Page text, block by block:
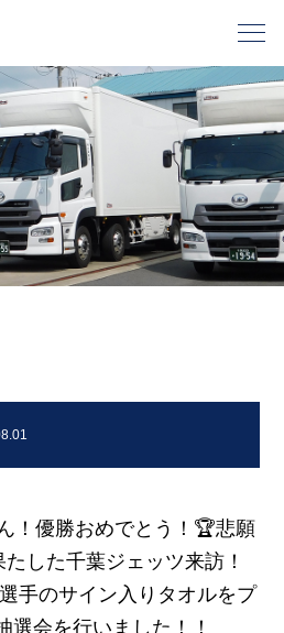
！優勝おめでとう！🏆悲願
した千葉ジェッツ来訪！
手のサイン入りタオルをプ
選会を行いました！！